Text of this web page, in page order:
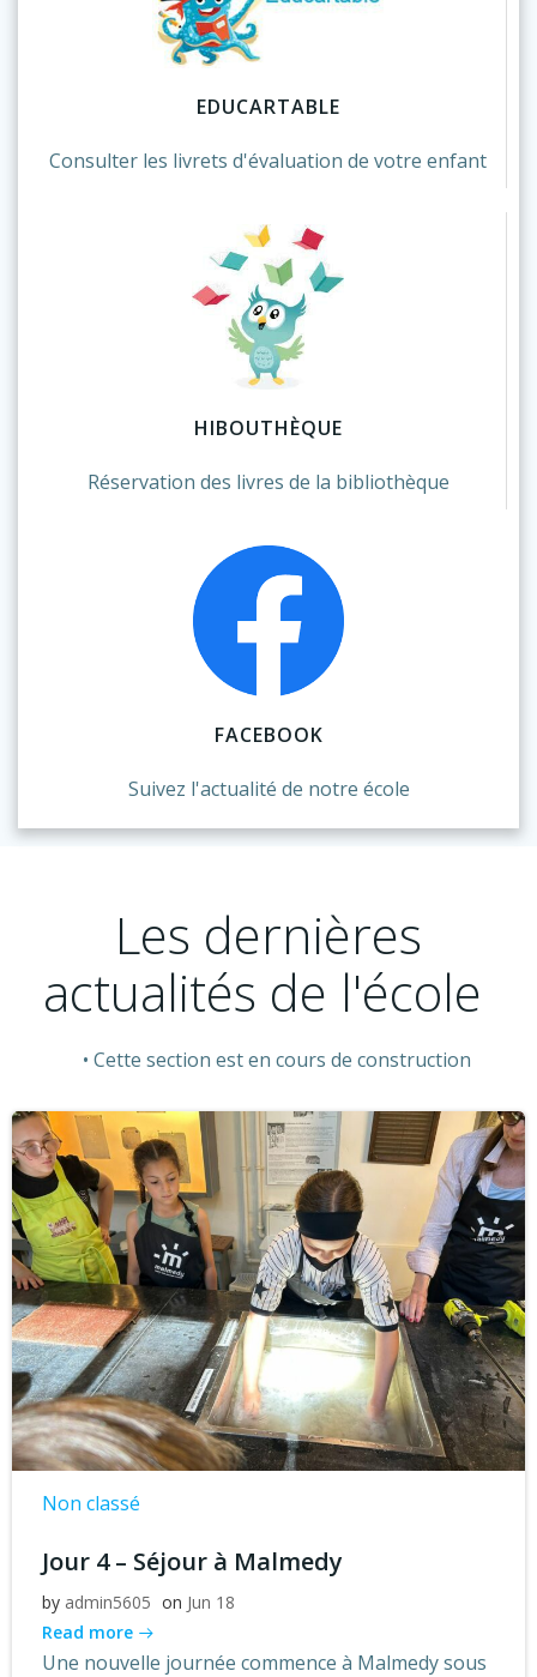
EDUCARTABLE
Consulter les livrets d'évaluation de votre enfant
HIBOUTHÈQUE
Réservation des livres de la bibliothèque
FACEBOOK
Suivez l'actualité de notre école
Les dernières
actualités de l'école
Cette section est en cours de construction
Non classé
Jour 4 – Séjour à Malmedy
by admin5605 on Jun 18
Read more
Une nouvelle journée commence à Malmedy sous